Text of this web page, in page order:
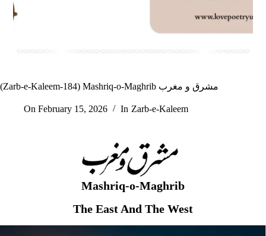
(Zarb-e-Kaleem-184) Mashriq-o-Maghrib مشرق و مغرب
On February 15, 2026 In Zarb-e-Kaleem
Mashriq-o-Maghrib
The East And The West